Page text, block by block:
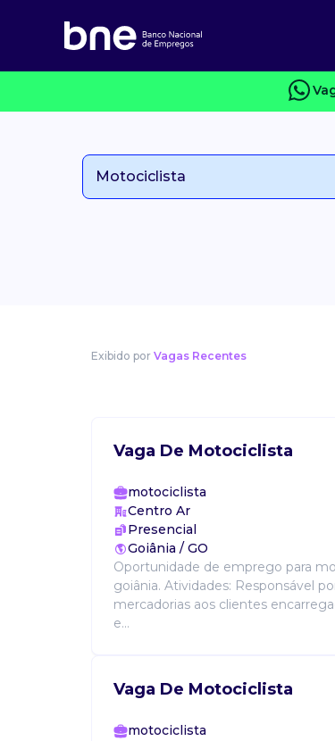
Exibido por Vagas Recentes
Vaga De Motociclista
motociclista
Centro Ar
Presencial
Goiânia / GO
Oportunidade de emprego para
goiânia. Atividades: Responsável
mercadorias aos clientes
e...
Vaga De Motociclista
motociclista